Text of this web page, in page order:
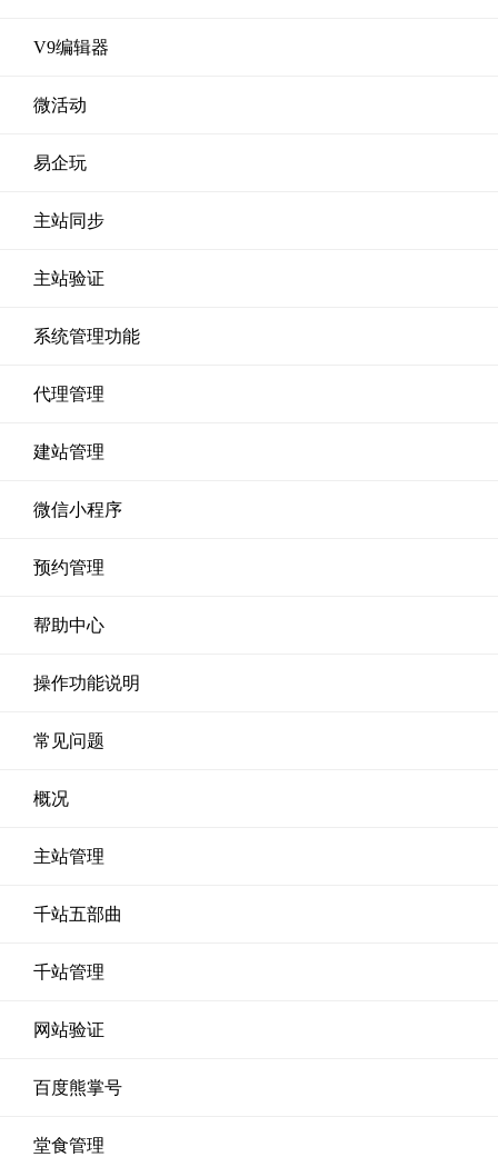
V9编辑器
微活动
易企玩
主站同步
主站验证
系统管理功能
代理管理
建站管理
微信小程序
预约管理
帮助中心
操作功能说明
常见问题
概况
主站管理
千站五部曲
千站管理
网站验证
百度熊掌号
堂食管理